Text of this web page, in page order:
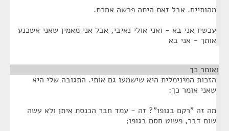
מהותיים. אבל זאת היתה פרשה אחרת.
עכשיו אני בא - ואני אולי נאיבי, אבל אני מאמין שאני אשכנע
אותך - אני בא
ואומר כך
הזכות המינימלית היא שישמעו גם אותי. התגובה שלי היא
שאני אומר כך:
מה זה "רקם בגופו"? זה - עמד חבר הכנסת איתן ולא עשה
שום דבר, פשוט חסם בגופו;